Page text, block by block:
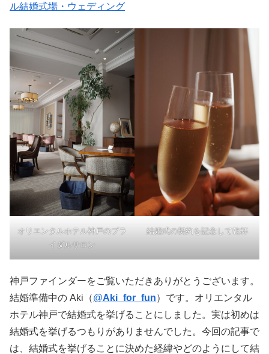
ル結婚式場・ウェディング
オリエンタルホテル神戸のブラ
イダルサロン
結婚式の契約を記念して乾杯
神戸ファインダーをご覧いただきありがとうございます。
結婚準備中の Aki（@Aki_for_fun）です。オリエンタル
ホテル神戸で結婚式を挙げることにしました。実は初めは
結婚式を挙げるつもりがありませんでした。今回の記事で
は、結婚式を挙げることに決めた経緯やどのようにして結